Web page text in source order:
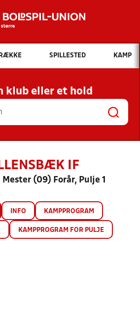
Hvad vil du søge efter?
INDHOLD OG NYHEDER
KLUBBER OG
HOLD
RÆKKE SPILLESTED KAMP
klub eller et hold
IF
Mester (09) Forår, Pulje 1
INFO KAMPPROGRAM
KAMPPROGRAM FOR PULJE